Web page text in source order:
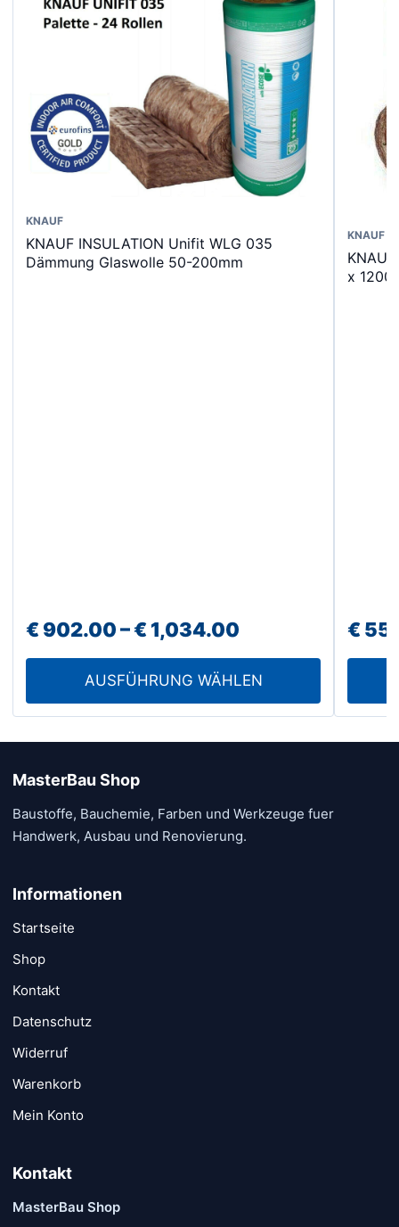
KNAUF
KNAUF INSULATION Unifit WLG 035
Dämmung Glaswolle 50-200mm
€902.00–€1,034.00 Preisspanne:
€ 902.00
bis
€ 1,034.00
AUSFÜHRUNG WÄHLEN
Dieses
Produkt
weist
KNAUF
x
€
MasterBau Shop
Baustoffe, Bauchemie, Farben und Werkzeuge fuer
Handwerk, Ausbau und Renovierung.
Informationen
Startseite
Shop
Kontakt
Datenschutz
Widerruf
Warenkorb
Mein Konto
Kontakt
MasterBau Shop